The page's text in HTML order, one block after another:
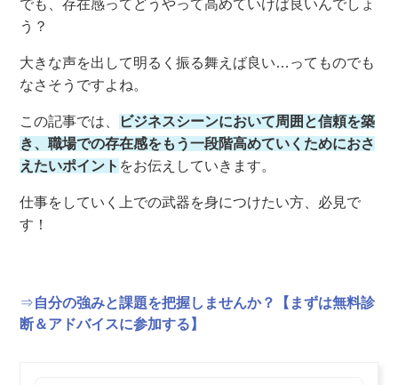
でも、存在感ってどうやって高めていけば良いんでしょ
う？
大きな声を出して明るく振る舞えば良い…ってものでも
なさそうですよね。
この記事では、
ビジネスシーンにおいて周囲と信頼を築
き、職場での存在感をもう一段階高めていくためにおさ
えたいポイント をお伝えしていきます。
仕事をしていく上での武器を身につけたい方、必見で
す！
⇒自分の強みと課題を把握しませんか？【まずは無料診
断＆アドバイスに参加する】